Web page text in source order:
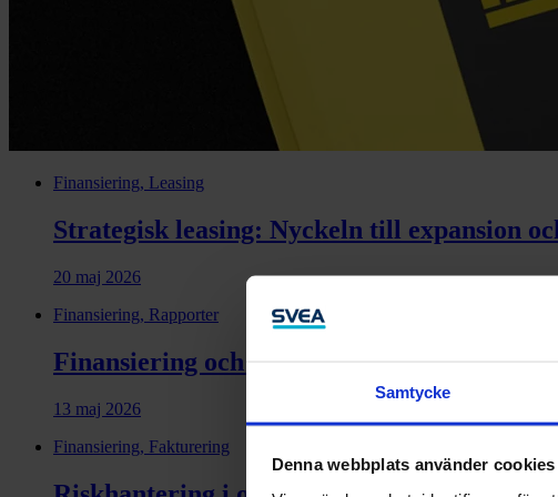
Samtycke
Denna webbplats använder cookies
Finansiering, Leasing
Strategisk leasing: Nyckeln till expansion
20 maj 2026
Finansiering, Rapporter
Finansiering och kompetens avgör
13 maj 2026
Finansiering, Fakturering